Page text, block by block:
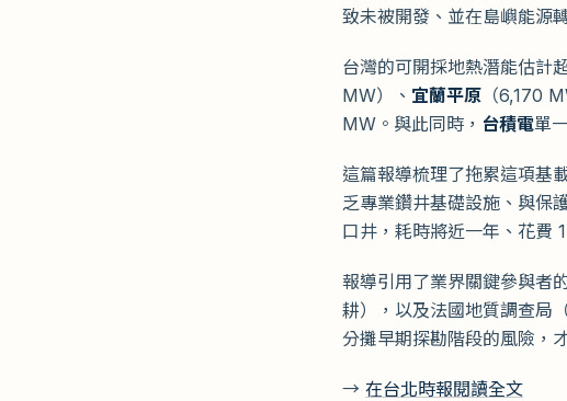
致未被開發、並在島嶼能源
台灣的可開採地熱潛能估計
MW）、 宜蘭平原 （6,170
MW。與此同時， 台積電單
這篇報導梳理了拖累這項基
乏專業鑽井基礎設施、與保
口井，耗時將近一年、花費
報導引用了業界關鍵參與
耕），以及法國地質調查局
分攤早期探勘階段的風險，
→ 在台北時報閱讀全文